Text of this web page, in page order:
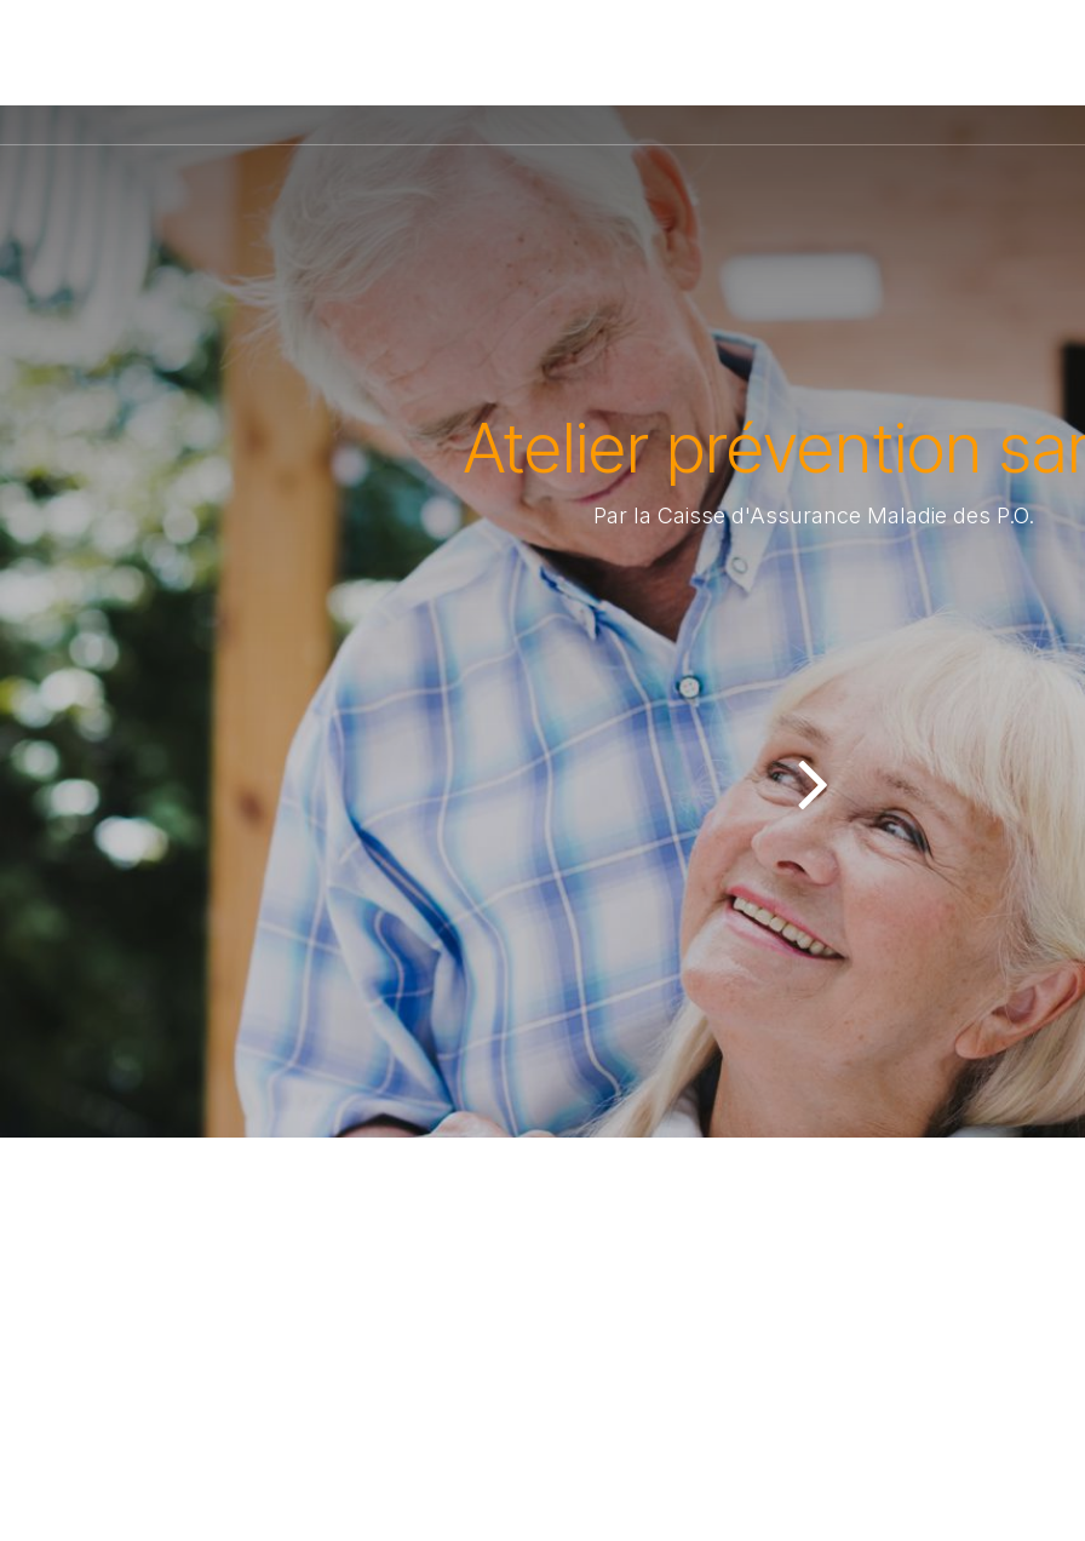
Atelier prévention
Par la Caisse d'Assurance Maladie des P.O.